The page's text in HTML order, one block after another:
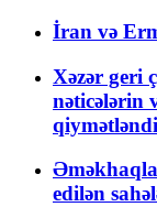
İran və
Xəzər geri
nəticələrin
edilən